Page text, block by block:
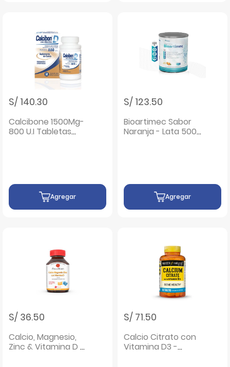
S/ 140.30
Calcibone 1500Mg-
800 U.I Tabletas
Agregar
S/ 123.50
Bioartimec Sabor
Naranja - Lata 500
Agregar
S/ 36.50
Calcio, Magnesio,
Zinc & Vitamina D -
S/ 71.50
Calcio Citrato con
Vitamina D3 -